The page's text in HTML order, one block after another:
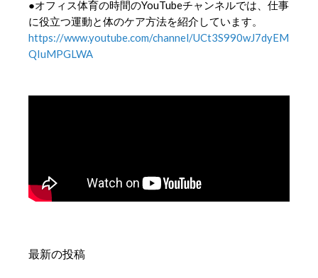
●オフィス体育の時間のYouTubeチャンネルでは、仕事
に役立つ運動と体のケア方法を紹介しています。
https://www.youtube.com/channel/UCt3S990wJ7dyEM
QIuMPGLWA
最新の投稿